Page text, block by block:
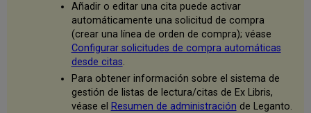
Añadir o editar una cita puede activar
automáticamente una solicitud de compra
(crear una línea de orden de compra); véase
Configurar solicitudes de compra automáticas
desde citas.
Para obtener información sobre el sistema de
gestión de listas de lectura/citas de Ex Libris,
véase el Resumen de administración de Leganto.